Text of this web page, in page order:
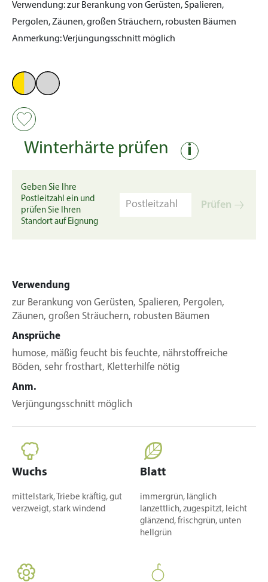
Verwendung:zur Berankung von Gerüsten, Spalieren,
Pergolen, Zäunen, großen Sträuchern, robusten Bäumen
Anmerkung:Verjüngungsschnitt möglich
Winterhärte prüfen i
Geben Sie Ihre
Postleitzahl ein und
prüfen Sie Ihren
Standort auf Eignung
Prüfen
Verwendung
zur Berankung von Gerüsten, Spalieren, Pergolen,
Zäunen, großen Sträuchern, robusten Bäumen
Ansprüche
humose, mäßig feucht bis feuchte, nährstoffreiche
Böden, sehr frosthart, Kletterhilfe nötig
Anm.
Verjüngungsschnitt möglich
Wuchs
mittelstark, Triebe kräftig, gut
verzweigt, stark windend
Blatt
immergrün, länglich
lanzettlich, zugespitzt, leicht
glänzend, frischgrün, unten
hellgrün